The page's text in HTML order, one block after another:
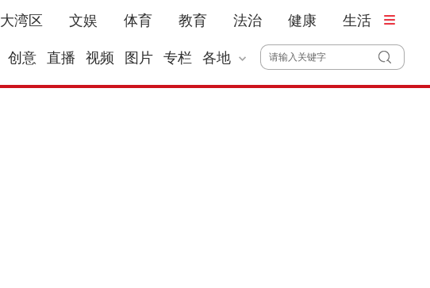
大湾区 文娱 体育 教育 法治 健康 生活
创意 直播 视频 图片 专栏 各地